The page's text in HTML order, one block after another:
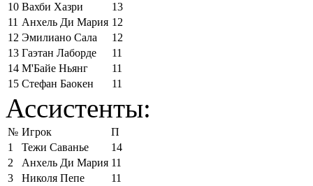
10 Вахби Хазри
13
11 Анхель Ди Мария 12
12 Эмилиано Сала
12
13 Гаэтан Лаборде
11
14 М'Байе Ньянг
11
15 Стефан Баокен 11
Ассистенты:
№ Игрок
П
1
Тежи Саванье
14
2
Анхель Ди Мария 11
3
Николя Пепе
11